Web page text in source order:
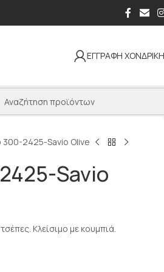
ΕΓΓΡΑΦΗ
2425-Savio Olive
Savio
Κλείσιμο με κουμπιά.